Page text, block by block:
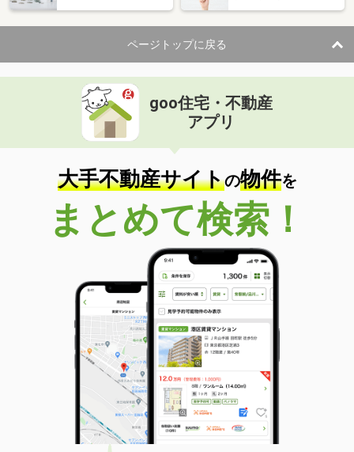
ページトップに戻る
goo住宅・不動産
アプリ
大手不動産サイトの物件を
まとめて検索！